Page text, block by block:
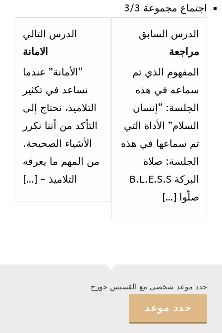
اجتماع مجموعة 3/3
الدرس السابق
مراجعة
المفهوم الذي تم
سماعه في هذه
الجلسة: “إنسان
السلام” الأداة التي
تم سماعها في هذه
الجلسة: صلاة
البركة B.L.E.S.S
صلّوا […]
section
الاسبوع
الدرس التالي
الامانة
“الأمانة” عندما
نساعد في تكثير
التلاميذ، نحتاج إلى
التأكد من أننا نكرر
الأشياء الصحيحة.
من المهم ما يعرفه
التلاميذ – […]
2
حدد موعد شخصي مع القسيس جورج
حدد موعد